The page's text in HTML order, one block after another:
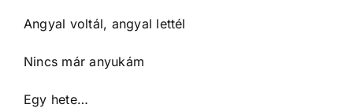
Angyal voltál, angyal lettél
Nincs már anyukám
Egy hete…